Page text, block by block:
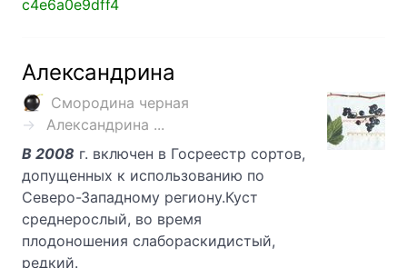
c4e6a0e9dff4
Александрина
Смородина черная
Александрина ...
В 2008 г. включен в Госреестр сортов,
допущенных к использованию по
Северо-Западному региону.Куст
среднерослый, во время
плодоношения слабораскидистый,
редкий.